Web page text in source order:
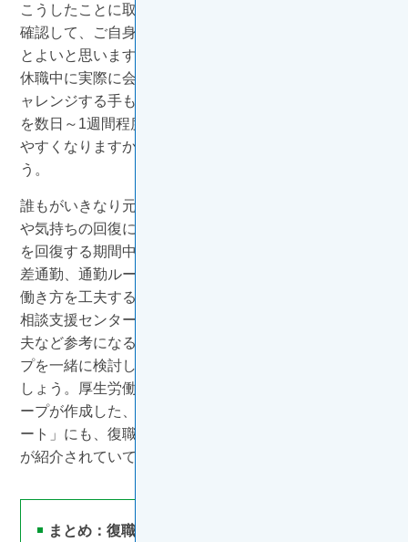
こうしたことに取り組みながら、身体や心の疲れ具合を
確認して、ご自身に無理のない勤務方法を検討していく
とよいと思います。例えば復職にあたって、傷病休暇や
休職中に実際に会社出勤を試みる「リハビリ出勤」にチ
ャレンジする手もあります。休暇扱いの中で通勤・出勤
を数日～1週間程度試してみることで、復帰の判断がし
やすくなりますから、会社に相談してみるとよいでしょ
う。
誰もがいきなり元のように働けるとは限りません。体力
や気持ちの回復には、ある程度の時間が必要です。体力
を回復する期間中は、時短などの働き方の工夫や、時間
差通勤、通勤ルートの変更など、その時の体力に応じた
働き方を工夫することが、復職をスムーズにするコツ。
相談支援センターでは、他の患者さんの復職に向けた工
夫など参考になる話を聞けたり、復職に向けてのステッ
プを一緒に検討したりできますので、まず相談してみま
しょう。厚生労働省と国立がん研究センターの研究グル
ープが作成した、「仕事とがん治療の両立 お役立ちノ
ート」にも、復職に向けてのステップやコツ、関連資料
が紹介されていて参考になります。
まとめ：復職には準備期間を十分にとって